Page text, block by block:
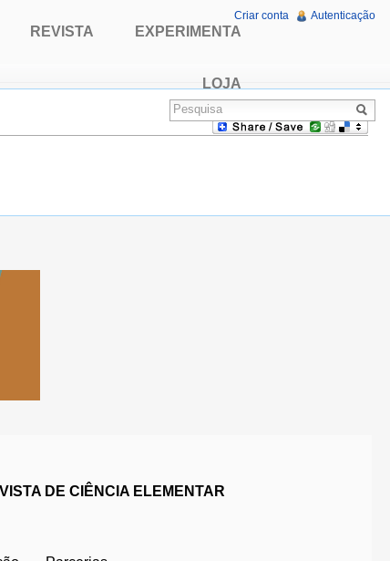
REVISTA EXPERIMENTA
LOJA
Criar conta Autenticação
DE CIÊNCIA ELEMENTAR